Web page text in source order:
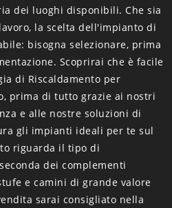
dei luoghi disponibili. Che sia
la scelta dell'impianto di
bisogna selezionare, prima
Scoprirai che è facile
di Riscaldamento per
prima di tutto grazie ai nostri
e alle nostre soluzioni di
gli impianti ideali per te sul
riguarda il tipo di
dei complementi
e camini di grande valore
sarai consigliato nella